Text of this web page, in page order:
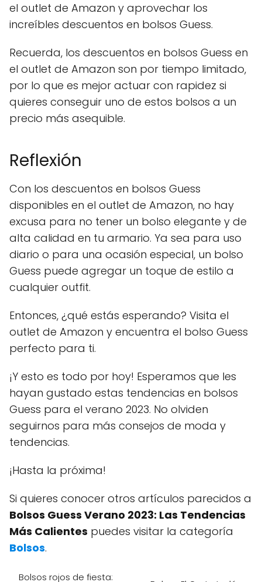
el outlet de Amazon y aprovechar los
increíbles descuentos en bolsos Guess.
Recuerda, los descuentos en bolsos Guess en
el outlet de Amazon son por tiempo limitado,
por lo que es mejor actuar con rapidez si
quieres conseguir uno de estos bolsos a un
precio más asequible.
Reflexión
Con los descuentos en bolsos Guess
disponibles en el outlet de Amazon, no hay
excusa para no tener un bolso elegante y de
alta calidad en tu armario. Ya sea para uso
diario o para una ocasión especial, un bolso
Guess puede agregar un toque de estilo a
cualquier outfit.
Entonces, ¿qué estás esperando? Visita el
outlet de Amazon y encuentra el bolso Guess
perfecto para ti.
¡Y esto es todo por hoy! Esperamos que les
hayan gustado estas tendencias en bolsos
Guess para el verano 2023. No olviden
seguirnos para más consejos de moda y
tendencias.
¡Hasta la próxima!
Si quieres conocer otros artículos parecidos a
Bolsos Guess Verano 2023: Las Tendencias
Más Calientes puedes visitar la categoría
Bolsos.
Bolsos rojos de fiesta: